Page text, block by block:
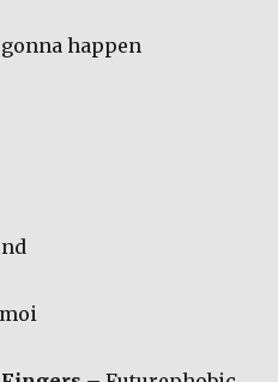
happen